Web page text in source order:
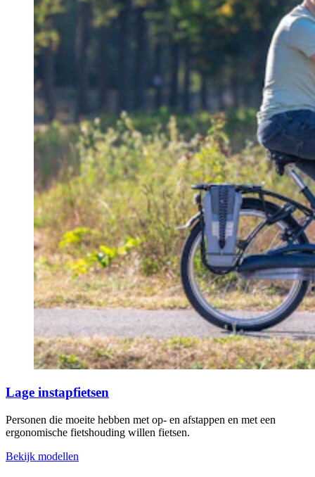
Lage instapfietsen
Personen die moeite hebben met op- en afstappen en met een
ergonomische fietshouding willen fietsen.
Bekijk modellen